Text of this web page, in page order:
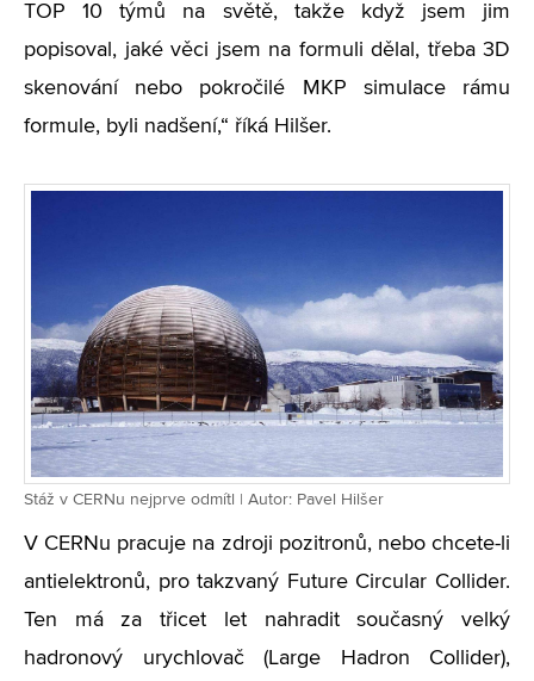
TOP 10 týmů na světě, takže když jsem jim
popisoval, jaké věci jsem na formuli dělal, třeba 3D
skenování nebo pokročilé MKP simulace rámu
formule, byli nadšení,“ říká Hilšer.
Stáž v CERNu nejprve odmítl | Autor: Pavel Hilšer
V CERNu pracuje na zdroji pozitronů, nebo chcete-li
antielektronů, pro takzvaný Future Circular Collider.
Ten má za třicet let nahradit současný velký
hadronový urychlovač (Large Hadron Collider),